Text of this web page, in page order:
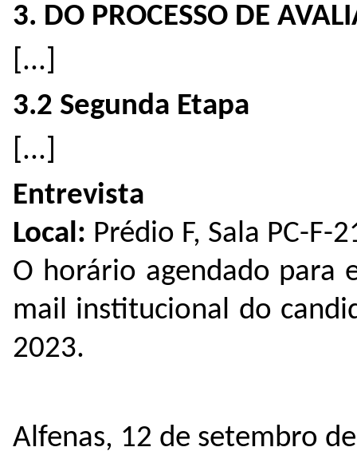
3. DO PROCESSO DE
[...]
3.2 Segunda Etapa
[...]
Entrevista
Local: Prédio F, Sala PC-F-
O horário agendado para
mail institucional do
2023.
Alfenas, 12 de setembro